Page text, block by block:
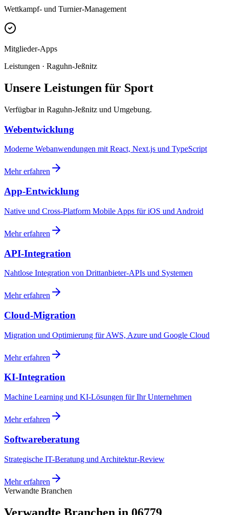
Wettkampf- und Turnier-Management
Mitglieder-Apps
Leistungen · Raguhn-Jeßnitz
Unsere Leistungen für Sport
Verfügbar in Raguhn-Jeßnitz und Umgebung.
Webentwicklung
Moderne Webanwendungen mit React, Next.js und TypeScript
Mehr erfahren
App-Entwicklung
Native und Cross-Platform Mobile Apps für iOS und Android
Mehr erfahren
API-Integration
Nahtlose Integration von Drittanbieter-APIs und Systemen
Mehr erfahren
Cloud-Migration
Migration und Optimierung für AWS, Azure und Google Cloud
Mehr erfahren
KI-Integration
Machine Learning und KI-Lösungen für Ihr Unternehmen
Mehr erfahren
Softwareberatung
Strategische IT-Beratung und Architektur-Review
Mehr erfahren
Verwandte Branchen
Verwandte Branchen in 06779